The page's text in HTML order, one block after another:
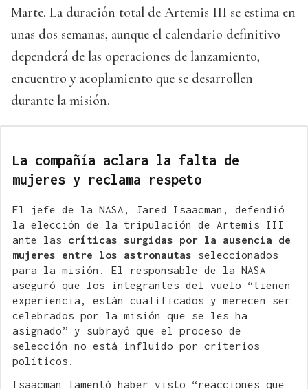
Marte. La duración total de Artemis III se estima en
unas dos semanas, aunque el calendario definitivo
dependerá de las operaciones de lanzamiento,
encuentro y acoplamiento que se desarrollen
durante la misión.
La compañía aclara la falta de
mujeres y reclama respeto
El jefe de la NASA, Jared Isaacman, defendió
la elección de la tripulación de Artemis III
ante las críticas surgidas por la ausencia de
mujeres entre los astronautas seleccionados
para la misión. El responsable de la NASA
aseguró que los integrantes del vuelo “tienen
experiencia, están cualificados y merecen ser
celebrados por la misión que se les ha
asignado” y subrayó que el proceso de
selección no está influido por criterios
políticos.
Isaacman lamentó haber visto “reacciones que